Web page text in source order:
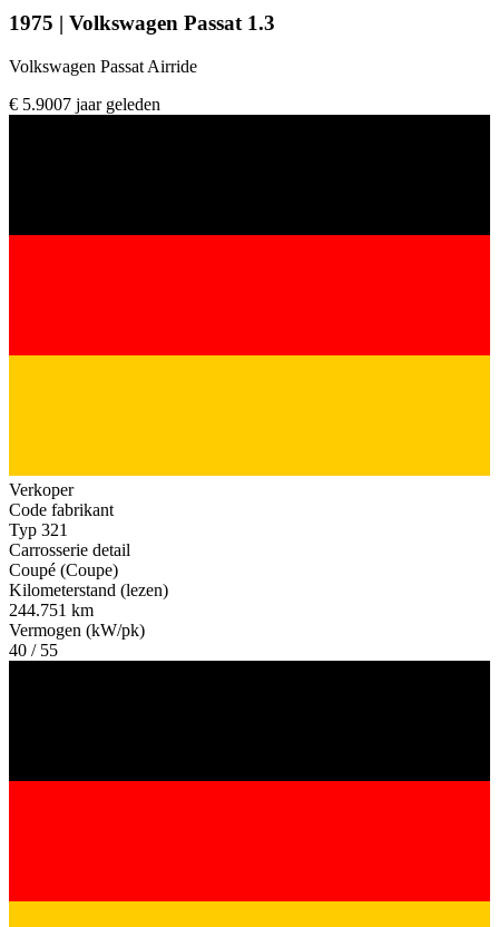
1975 | Volkswagen Passat 1.3
Volkswagen Passat Airride
€ 5.9007 jaar geleden
Verkoper
Code fabrikant
Typ 321
Carrosserie detail
Coupé (Coupe)
Kilometerstand (lezen)
244.751 km
Vermogen (kW/pk)
40 / 55